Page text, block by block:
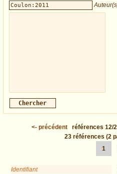
<- précédent références 12/
23 références (2
1
Identifiant